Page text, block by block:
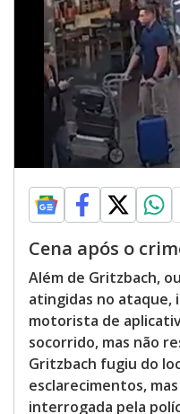
Cena após o
Além de Gritzbach,
atingidas no ataque,
motorista de
socorrido, mas não
Gritzbach fugiu do
esclarecimentos,
interrogada pela